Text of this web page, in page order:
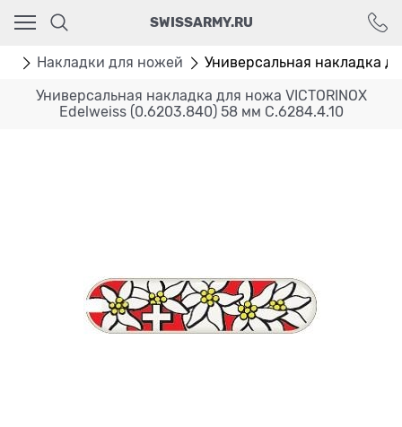
SWISSARMY.RU
Накладки для ножей Универсальная накладка
Универсальная накладка для ножа VICTORINOX
Edelweiss (0.6203.840) 58 мм C.6284.4.10
Ваш город - Москва,
угадали?
ДА НЕТ